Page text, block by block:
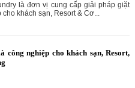
là đơn vị cung cấp giải pháp giặt
cho khách sạn, Resort & Cơ...
công nghiệp cho khách sạn, Resort,